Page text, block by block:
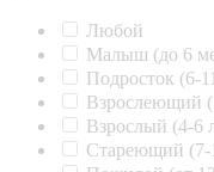
Любой
Малыш (до 6
Подросток (6-
Взрослеющий
Взрослый (4-6
Стареющий (7-